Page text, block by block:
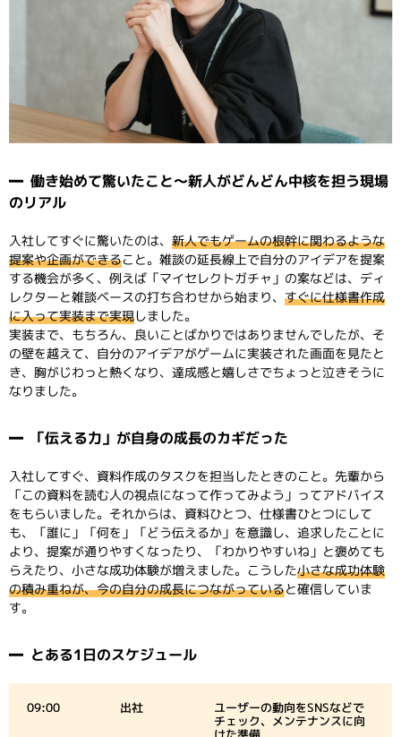
働き始めて驚いたこと～新人がどんどん中核を担う現場
のリアル
入社してすぐに驚いたのは、新人でもゲームの根幹に関わるような
提案や企画ができること。雑談の延長線上で自分のアイデアを提案
する機会が多く、例えば「マイセレクトガチャ」の案などは、ディ
レクターと雑談ベースの打ち合わせから始まり、すぐに仕様書作成
に入って実装まで実現しました。
実装まで、もちろん、良いことばかりではありませんでしたが、そ
の壁を越えて、自分のアイデアがゲームに実装された画面を見たと
き、胸がじわっと熱くなり、達成感と嬉しさでちょっと泣きそうに
なりました。
「伝える力」が自身の成長のカギだった
入社してすぐ、資料作成のタスクを担当したときのこと。先輩から
「この資料を読む人の視点になって作ってみよう」ってアドバイス
をもらいました。それからは、資料ひとつ、仕様書ひとつにして
も、「誰に」「何を」「どう伝えるか」を意識し、追求したことに
より、提案が通りやすくなったり、「わかりやすいね」と褒めても
らえたり、小さな成功体験が増えました。こうした小さな成功体験
の積み重ねが、今の自分の成長につながっていると確信していま
す。
とある1日のスケジュール
09:00 出社 ユーザーの動向をSNSなどで
チェック、メンテナンスに向